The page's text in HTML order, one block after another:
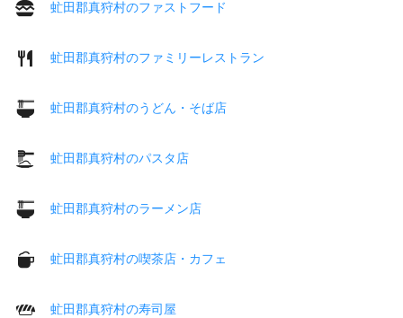
虻田郡真狩村のファストフード
虻田郡真狩村のファミリーレストラン
虻田郡真狩村のうどん・そば店
虻田郡真狩村のパスタ店
虻田郡真狩村のラーメン店
虻田郡真狩村の喫茶店・カフェ
虻田郡真狩村の寿司屋